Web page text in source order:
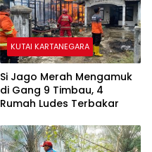
KUTAI KARTANEGARA
Si Jago Merah Mengamuk
di Gang 9 Timbau, 4
Rumah Ludes Terbakar